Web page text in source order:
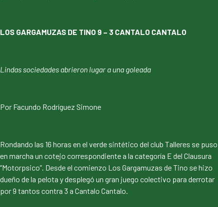
LOS GARGAMUZAS DE TINO 9 – 3 CANTALO CANTALO
Lindas sociedades abrieron lugar a una goleada
Por Facundo Rodríguez Simone
Rondando las 16 horas en el verde sintético del club Talleres se puso
en marcha un cotejo correspondiente a la categoría E del Clausura
“Motorpsico”. Desde el comienzo Los Gargamuzas de Tino se hizo
dueño de la pelota y desplegó un gran juego colectivo para derrotar
por 9 tantos contra 3 a Cantalo Cantalo.